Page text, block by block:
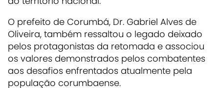
O prefeito de Corumbá, Dr. Gabriel Alves de
Oliveira, também ressaltou o legado deixado
pelos protagonistas da retomada e associou
os valores demonstrados pelos combatentes
aos desafios enfrentados atualmente pela
população corumbaense.